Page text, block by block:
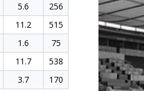
5.6
256
11.2
515
1.6
75
11.7
538
3.7 170